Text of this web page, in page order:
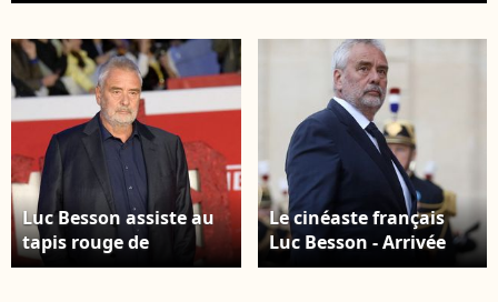
Saldmann au Rome Film Fest 2025. Tapis rouge de
Dracula. Rome (Italie), 24 octobre 2025. Photo par
Marilla Sicilia/Mondadori
Portfolio/SPUS/ABACAPRESS.COM
Luc Besson assiste au
tapis rouge de
"Dracula (Dracula -
Le cinéaste français
Luc Besson - Arrivée
des invités au dîner